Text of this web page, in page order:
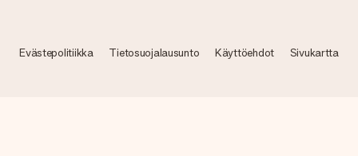
Evästepolitiikka Tietosuojalausunto Käyttöehdot Sivukartta